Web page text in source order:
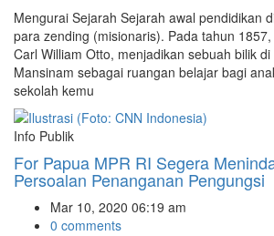
Mengurai Sejarah Sejarah awal pendidikan
para zending (misionaris). Pada tahun
Carl William Otto, menjadikan sebuah bilik
Mansinam sebagai ruangan belajar bagi
sekolah kemu
Info Publik
For Papua MPR RI Segera
Persoalan Penanganan Pengungsi
Mar 10, 2020 06:19 am
0 comments